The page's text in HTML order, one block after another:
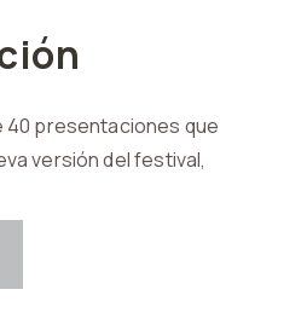
40 presentaciones que
versión del festival,